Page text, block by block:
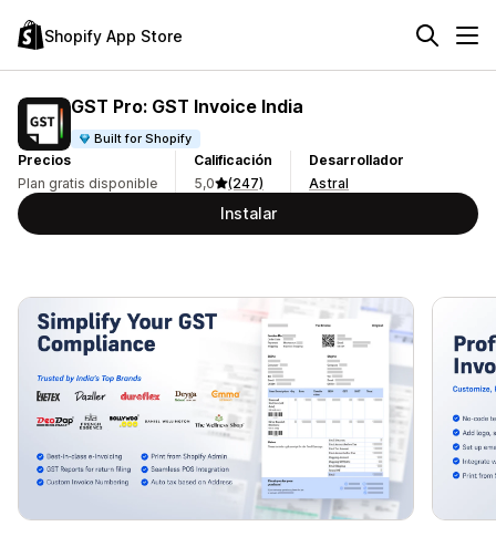
Shopify App Store
GST Pro: GST Invoice India
Built for Shopify
Precios
Plan gratis disponible
Calificación
5,0
(247)
Desarrollador
Astral
Instalar